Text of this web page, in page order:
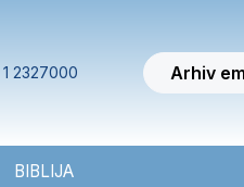
2327000 Arhiv
BIBLIJA